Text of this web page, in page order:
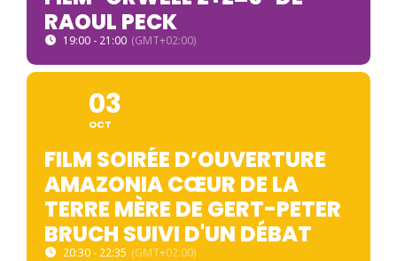
RAOUL PECK
19:00 - 21:00 (GMT+02:00)
03
OCT
FILM SOIRÉE D’OUVERTURE
AMAZONIA CŒUR DE LA
TERRE MÈRE DE GERT-PETER
BRUCH SUIVI D'UN DÉBAT
20:30 - 22:35 (GMT+02:00)